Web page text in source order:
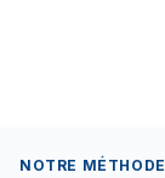
NOTRE MÉTHODE